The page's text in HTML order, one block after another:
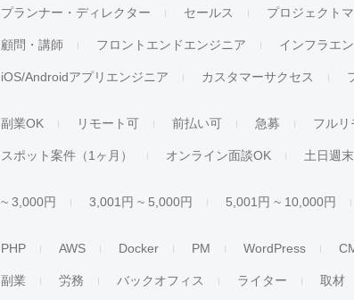
プランナー・ディレクター セールス プロジェクト
顧問・講師 フロントエンドエンジニア インフラエ
iOS/Androidアプリエンジニア カスタマーサクセス
副業OK リモート可 前払い可 急募 フルリ
スポット案件（1ヶ月） オンライン面談OK 土日週
~ 3,000円 3,001円 ~ 5,000円 5,001円 ~ 10,000円
PHP AWS Docker PM WordPress
副業 労務 バックオフィス ライター 取材